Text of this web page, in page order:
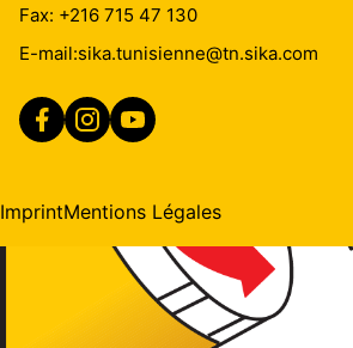
Fax: +216 715 47 130
E-mail:sika.tunisienne@tn.sika.com
ImprintMentions Légales